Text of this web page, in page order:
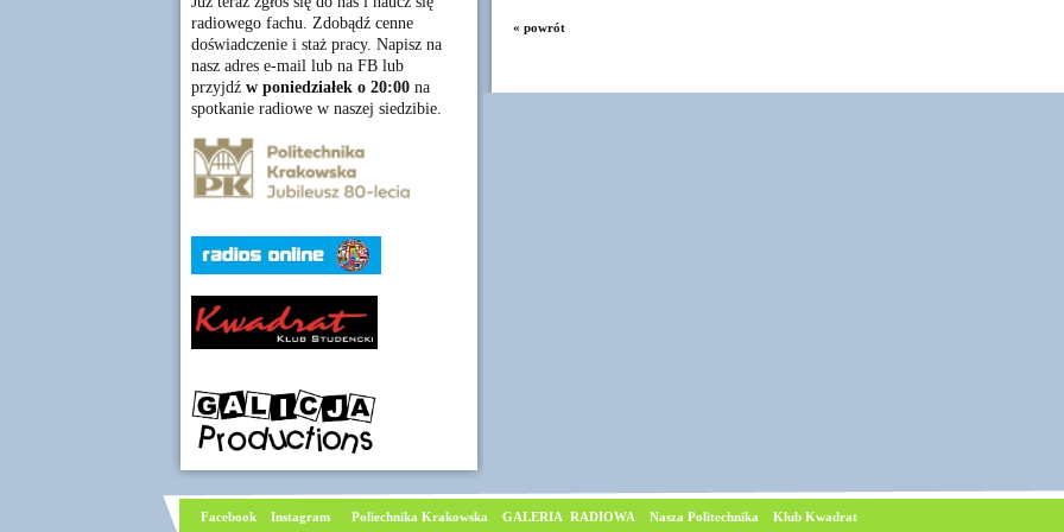
radiowego fachu. Zdobądź cenne
doświadczenie i staż pracy. Napisz na
nasz adres e-mail lub na FB lub
przyjdź w poniedziałek o 20:00na
spotkanie radiowe w naszej siedzibie.
« powrót
Facebook Instagram Poliechnika Krakowska GALERIA RADIOWA Nasza Politechnika Klub Kwadrat©